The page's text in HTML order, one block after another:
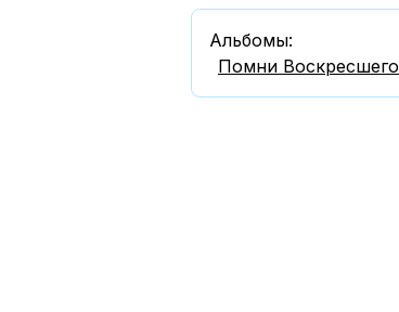
Альбомы:
Помни Воскресшего